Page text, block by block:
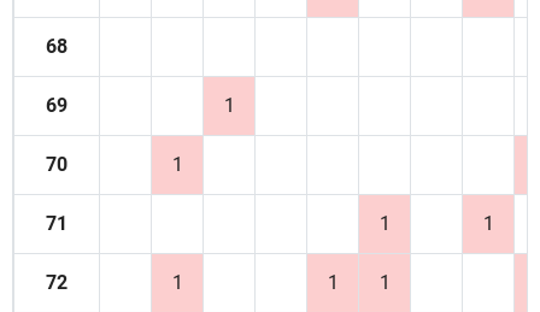
68
69 1
70 1
71 1 1
72 1 1 1